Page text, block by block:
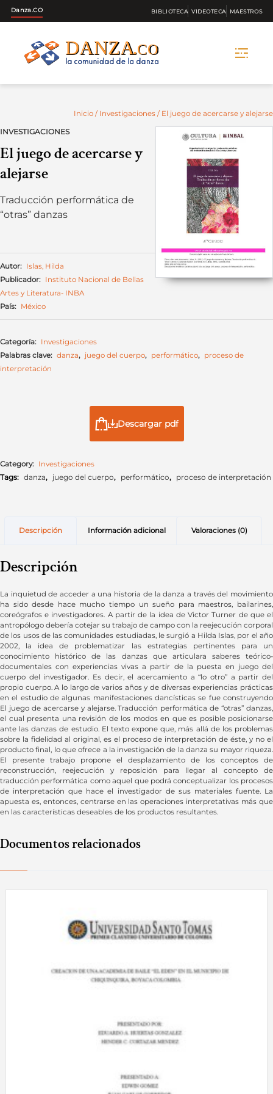
Danza.CO BIBLIOTECA VIDEOTECA MAESTROS
Inicio / Investigaciones / El juego de acercarse y alejarse
INVESTIGACIONES
El juego de acercarse y
alejarse
Traducción performática de
“otras” danzas
Autor: Islas, Hilda
Publicador: Instituto Nacional de Bellas
Artes y Literatura- INBA
País: México
Categoría: Investigaciones
Palabras clave: danza, juego del cuerpo, performático,
proceso de
interpretación
Descargar pdf
Category: Investigaciones
Tags: danza, juego del cuerpo, performático, proceso de interpretación
Descripción Información adicional Valoraciones (0)
Descripción
La inquietud de acceder a una historia de la danza a través del movimiento
ha sido desde hace mucho tiempo un sueño para maestros, bailarines,
coreógrafos e investigadores. A partir de la idea de Victor Turner de que el
antropólogo debería cotejar su trabajo de campo con la reejecución corporal
de los usos de las comunidades estudiadas, le surgió a Hilda Islas, por el año
2002, la idea de problematizar las estrategias pertinentes para un
conocimiento histórico de las danzas que articulara saberes teórico-
documentales con experiencias vivas a partir de la puesta en juego del
cuerpo del investigador. Es decir, el acercamiento a “lo otro” a partir del
propio cuerpo. A lo largo de varios años y de diversas experiencias prácticas
en el estudio de algunas manifestaciones dancísticas se fue construyendo
El juego de acercarse y alejarse. Traducción performática de “otras” danzas,
el cual presenta una revisión de los modos en que es posible posicionarse
ante las danzas de estudio. El texto expone que, más allá de los problemas
sobre la fidelidad al original, es el proceso de interpretación de éste, y no el
producto final, lo que ofrece a la investigación de la danza su mayor riqueza.
El presente trabajo propone el desplazamiento de los conceptos de
reconstrucción, reejecución y reposición para llegar al concepto de
traducción performática como aquel que podrá conceptualizar los procesos
de interpretación que hace el investigador de sus materiales fuente. La
apuesta es, entonces, centrarse en las operaciones interpretativas más que
en las características deseables de los productos resultantes.
Documentos relacionados